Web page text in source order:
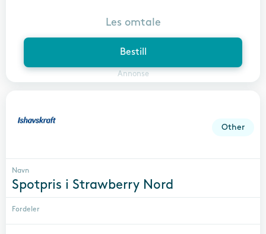
Bestill
Annonse
Les omtale
Other
Navn
Spotpris i Strawberry Nord
Fordeler